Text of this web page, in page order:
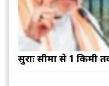
सुरक्षाः सीमा से 1